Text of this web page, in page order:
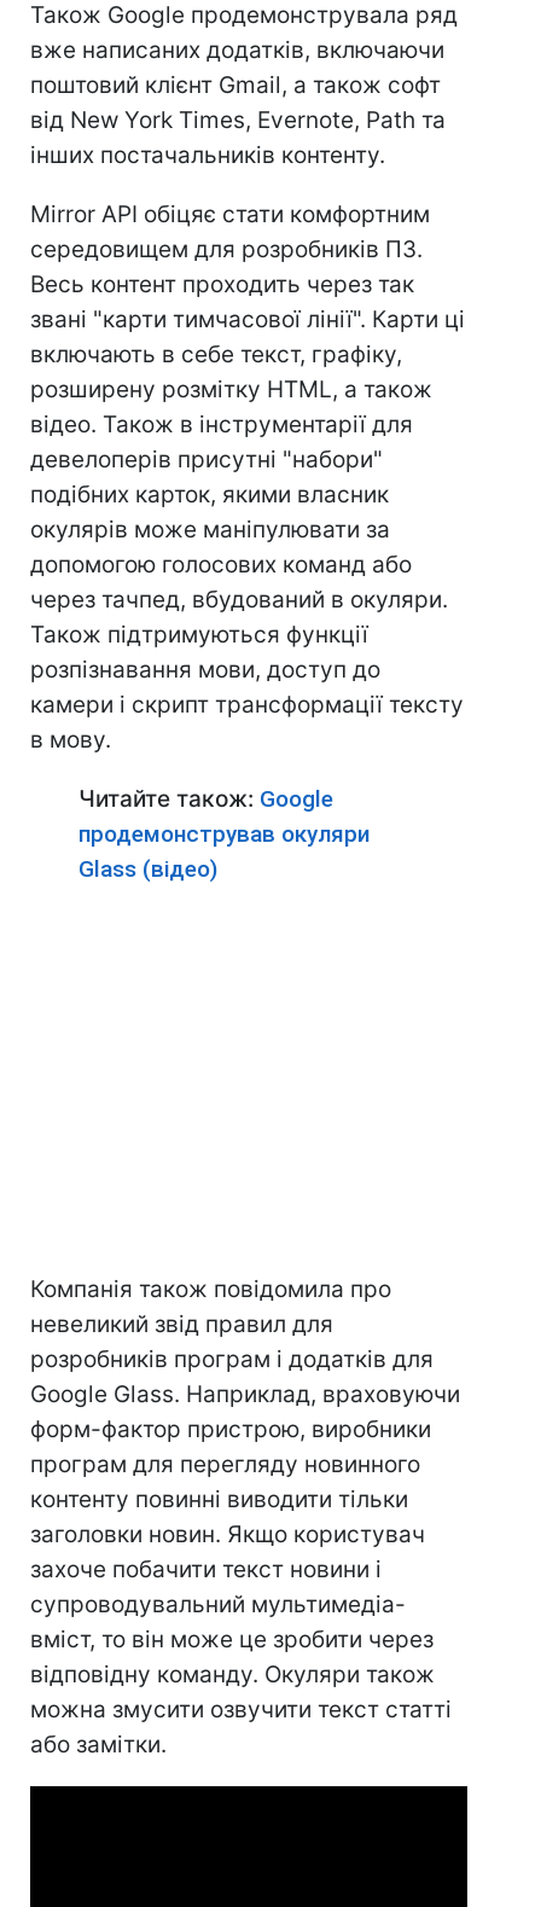
Також Google продемонструвала ряд
вже написаних додатків, включаючи
поштовий клієнт Gmail, а також софт
від New York Times, Evernote, Path та
інших постачальників контенту.
Mirror API обіцяє стати комфортним
середовищем для розробників ПЗ.
Весь контент проходить через так
звані "карти тимчасової лінії". Карти ці
включають в себе текст, графіку,
розширену розмітку HTML, а також
відео. Також в інструментарії для
девелоперів присутні "набори"
подібних карток, якими власник
окулярів може маніпулювати за
допомогою голосових команд або
через тачпед, вбудований в окуляри.
Також підтримуються функції
розпізнавання мови, доступ до
камери і скрипт трансформації тексту
в мову.
Читайте також: Google
продемонстрував окуляри
Glass (відео)
Компанія також повідомила про
невеликий звід правил для
розробників програм і додатків для
Google Glass. Наприклад, враховуючи
форм-фактор пристрою, виробники
програм для перегляду новинного
контенту повинні виводити тільки
заголовки новин. Якщо користувач
захоче побачити текст новини і
супроводувальний мультимедіа-
вміст, то він може це зробити через
відповідну команду. Окуляри також
можна змусити озвучити текст статті
або замітки.